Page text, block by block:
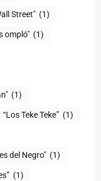
Street" (1)
ompló" (1)
(1)
“Los Teke Teke” (1)
del Negro" (1)
(1)